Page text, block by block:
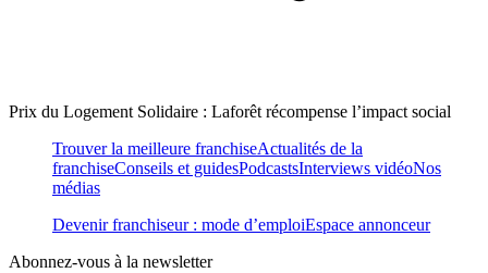
Prix du Logement Solidaire : Laforêt récompense l’impact social
Trouver la meilleure franchiseActualités de la
franchiseConseils et guidesPodcastsInterviews vidéoNos
médias
Devenir franchiseur : mode d’emploiEspace annonceur
Abonnez-vous à la newsletter